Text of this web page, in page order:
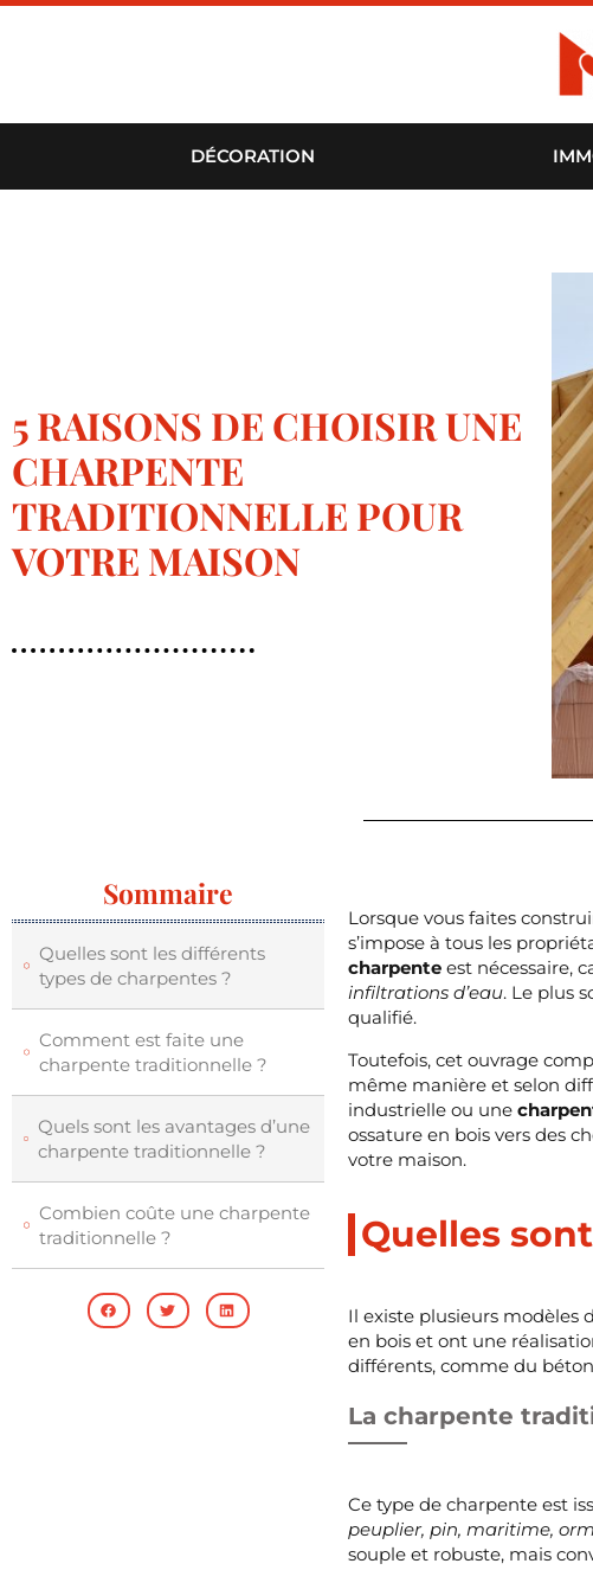
DÉCORATION
5 RAISONS DE CHOISIR UNE
CHARPENTE
TRADITIONNELLE POUR
VOTRE MAISON
Sommaire
Quelles sont les différents
types de charpentes ?
Comment est faite une
charpente traditionnelle ?
Quels sont les avantages d’une
charpente traditionnelle ?
Combien coûte une charpente
traditionnelle ?
Lorsque vous faites
s’impose à tous les
charpente est nécessaire,
infiltrations d’eau. Le plus
qualifié.
Toutefois, cet ouvrage
même manière et selon
industrielle ou une
ossature en bois vers des
votre maison.
Quelles
Il existe plusieurs modèles
en bois et ont une
différents, comme du
La charpente
Ce type de charpente est
peuplier, pin, maritime,
souple et robuste, mais